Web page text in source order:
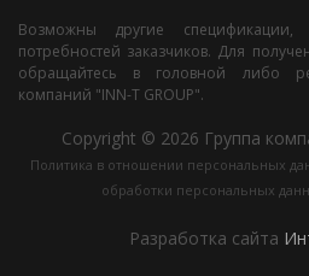
Возможны другие
потребностей заказчиков. Для
обращайтесь в головной либо
компаний "INN-T GROUP".
Copyright © 2026 Группа
Политика в отношении персональных
обработки персональных
Разработка сайта